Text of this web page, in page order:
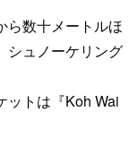
ら数十メートルほ
シュノーケリング
ットは『Koh Wai